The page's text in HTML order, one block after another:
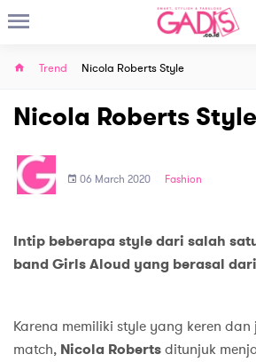
Trend Nicola Roberts Style
Nicola Roberts Style
06 March 2020 Fashion
Intip beberapa style dari salah
band Girls Aloud yang berasal
Karena memiliki style yang keren
match, Nicola Robertsditunjuk